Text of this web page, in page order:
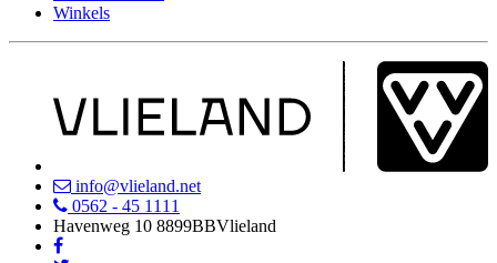
Winkels
info@vlieland.net
0562 - 45 1111
Havenweg 10 8899BBVlieland